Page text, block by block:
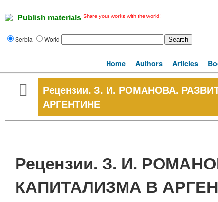
Publish materials Share your works with the world!
Serbia World
Home Authors Articles
Рецензии. З. И. РОМАНОВА.
АРГЕНТИНЕ
Рецензии. З. И.
КАПИТАЛИЗМА В